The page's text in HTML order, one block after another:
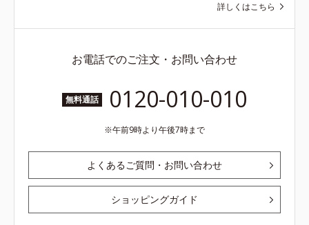
詳しくはこちら
お電話でのご注文・お問い合わせ
無料通話 0120-010-010
午前9時より午後7時まで
よくあるご質問・お問い合わせ
ショッピングガイド